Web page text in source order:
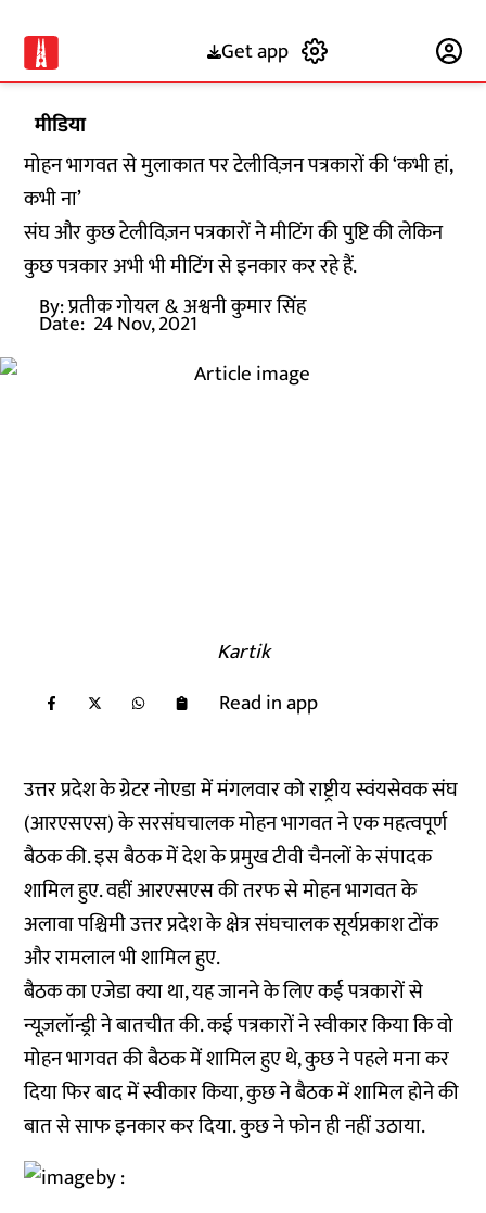
Get app
मीडिया
मोहन भागवत से मुलाकात पर टेलीविज़न पत्रकारों की ‘कभी हां,
कभी ना’
संघ और कुछ टेलीविज़न पत्रकारों ने मीटिंग की पुष्टि की लेकिन
कुछ पत्रकार अभी भी मीटिंग से इनकार कर रहे हैं.
By:प्रतीक गोयल& अश्वनी कुमार सिंह
Date: 24 Nov, 2021
Kartik
Read in app
उत्तर प्रदेश के ग्रेटर नोएडा में मंगलवार को राष्ट्रीय स्वंयसेवक संघ
(आरएसएस) के सरसंघचालक मोहन भागवत ने एक महत्वपूर्ण
बैठक की. इस बैठक में देश के प्रमुख टीवी चैनलों के संपादक
शामिल हुए. वहीं आरएसएस की तरफ से मोहन भागवत के
अलावा पश्चिमी उत्तर प्रदेश के क्षेत्र संघचालक सूर्यप्रकाश टोंक
और रामलाल भी शामिल हुए.
बैठक का एजेडा क्या था, यह जानने के लिए कई पत्रकारों से
न्यूज़लॉन्ड्री ने बातचीत की. कई पत्रकारों ने स्वीकार किया कि वो
मोहन भागवत की बैठक में शामिल हुए थे, कुछ ने पहले मना कर
दिया फिर बाद में स्वीकार किया, कुछ ने बैठक में शामिल होने की
बात से साफ इनकार कर दिया. कुछ ने फोन ही नहीं उठाया.